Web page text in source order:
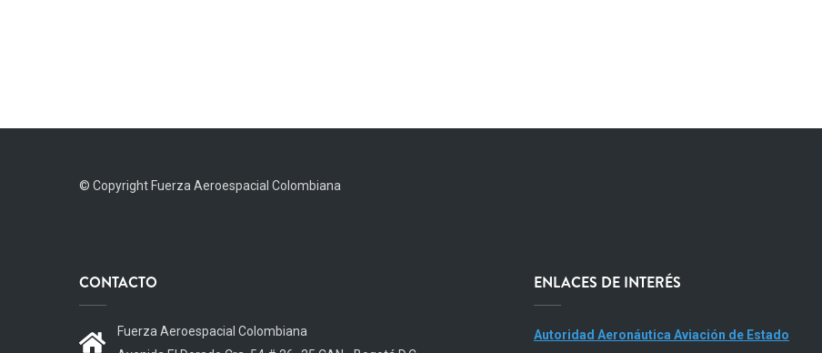
© Copyright Fuerza Aeroespacial Colombiana
CONTACTO
Fuerza Aeroespacial Colombiana
ENLACES DE INTERÉS
Autoridad Aeronáutica Aviación de Estado